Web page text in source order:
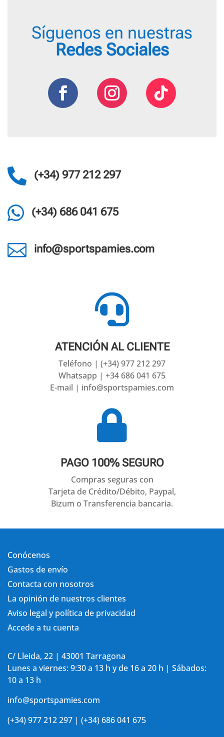
Síguenos en nuestras
Redes Sociales
 (+34) 977 212 297
 (+34) 686 041 675
 info@sportspamies.com

ATENCIÓN AL CLIENTE
Teléfono | (+34) 977 212 297
Whatsapp | +34 686 041 675
E-mail | info@sportspamies.com

PAGO 100% SEGURO
Compras seguras con
Tarjeta de Crédito/Débito, Paypal,
Bizum o Transferencia bancaria.
Conócenos
Gastos de envío
Contacta con nosotros
La opinión de nuestros clientes
Aviso legal y política de privacidad
Accede a tu cuenta
C/ Lleida, 22 | 43001 Tarragona
Lunes a viernes: 9:30 a 13 h y de 16 a 20 h | Sábados:
10 a 13 h
info@sportspamies.com
(+34) 977 212 297 | (+34) 686 041 675